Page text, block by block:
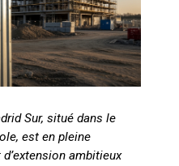
Sur, situé dans le
est en pleine
ambitieux